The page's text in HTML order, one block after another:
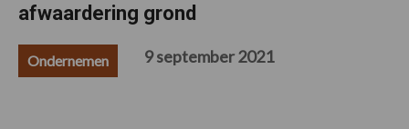
afwaardering grond
Ondernemen 9 september 2021